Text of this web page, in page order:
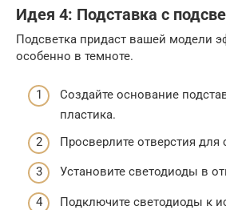
Идея 4: Подставка с
Подсветка придаст вашей модели
особенно в темноте.
Создайте основание
пластика.
Просверлите отверстия для
Установите светодиоды в
Подключите светодиоды к